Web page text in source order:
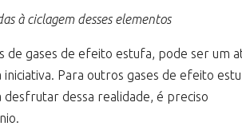
à ciclagem desses elementos
de gases de efeito estufa, pode ser um
Para outros gases de efeito
dessa realidade, é preciso